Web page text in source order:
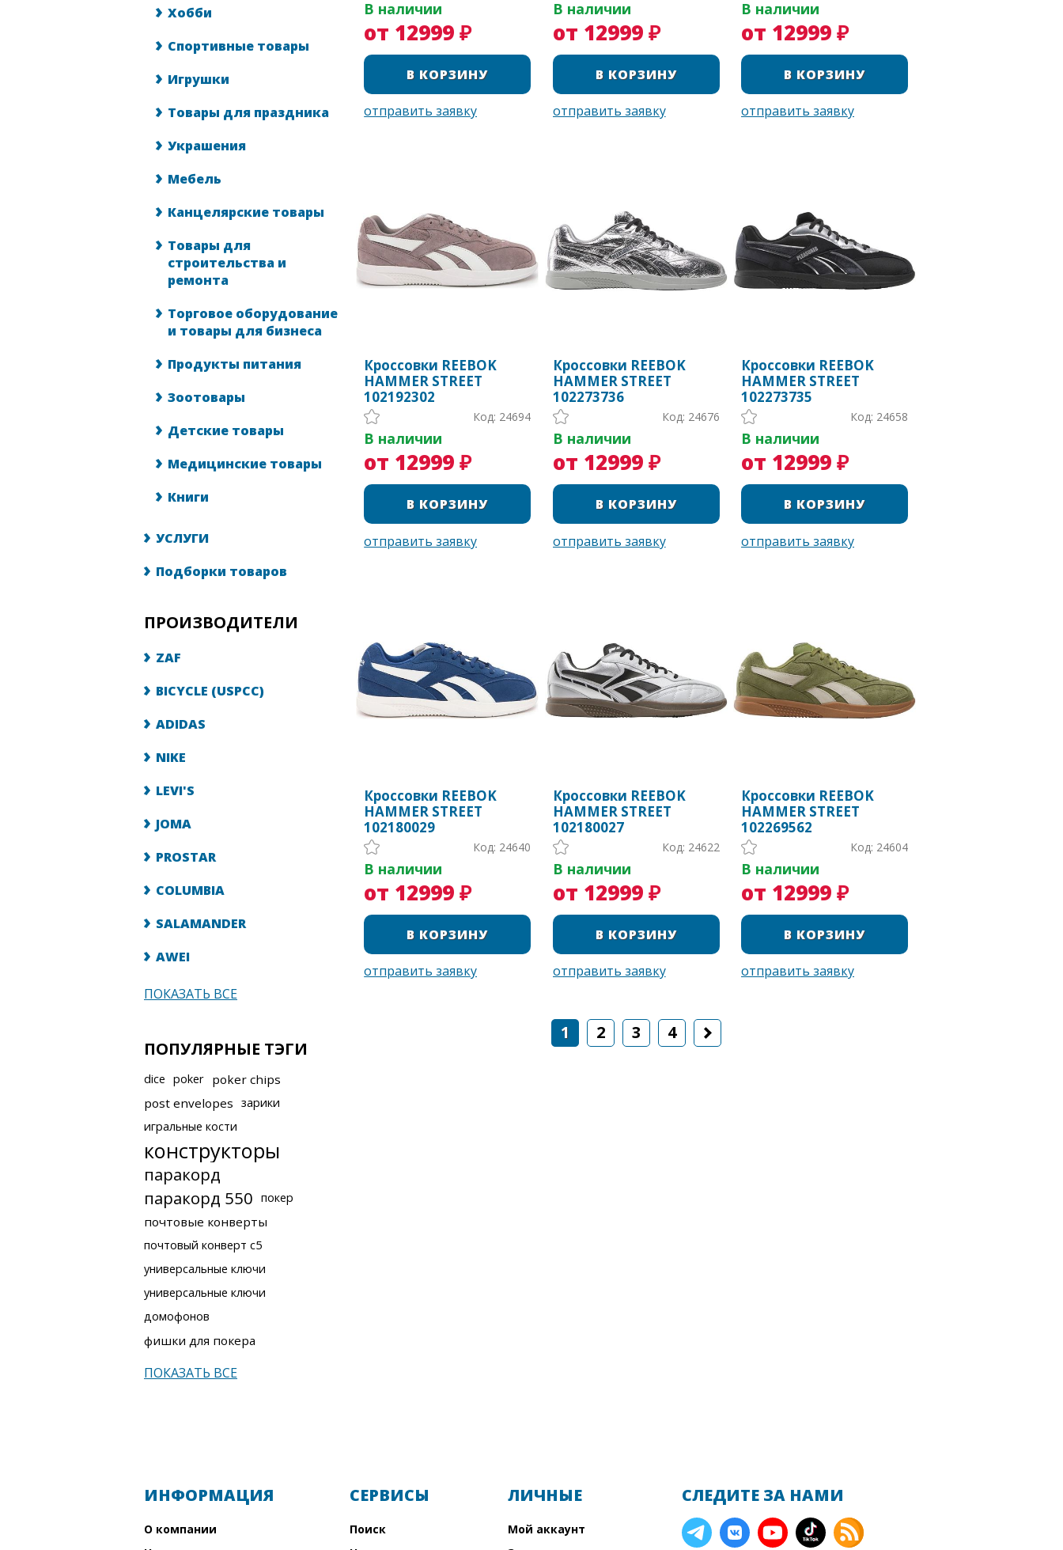
Хобби
Спортивные товары
Игрушки
Товары для праздника
Украшения
Мебель
Канцелярские товары
Товары для
строительства и
ремонта
Торговое оборудование
и товары для бизнеса
Продукты питания
Зоотовары
Детские товары
Медицинские товары
Книги
УСЛУГИ
Подборки товаров
ПРОИЗВОДИТЕЛИ
ZAF
BICYCLE (USPCC)
ADIDAS
NIKE
LEVI'S
JOMA
PROSTAR
COLUMBIA
SALAMANDER
AWEI
ПОКАЗАТЬ ВСЕ
ПОПУЛЯРНЫЕ ТЭГИ
dice poker poker chips
post envelopes зарики
игральные кости
конструкторы
паракорд
паракорд 550 покер
почтовые конверты
почтовый конверт с5
универсальные ключи
универсальные ключи
домофонов
фишки для покера
ПОКАЗАТЬ ВСЕ
В наличии
от 12999 ₽
В наличии
от 12999 ₽
В наличии
от 12999 ₽
Кроссовки REEBOK
HAMMER STREET
102192302
Код: 24694
В наличии
от 12999 ₽
Кроссовки REEBOK
HAMMER STREET
102273736
Код: 24676
В наличии
от 12999 ₽
Кроссовки REEBOK
HAMMER STREET
102273735
Код: 24658
В наличии
от 12999 ₽
Кроссовки REEBOK
HAMMER STREET
102180029
Код: 24640
В наличии
от 12999 ₽
Кроссовки REEBOK
HAMMER STREET
102180027
Код: 24622
В наличии
от 12999 ₽
Кроссовки REEBOK
HAMMER STREET
102269562
Код: 24604
В наличии
от 12999 ₽
1 2 3 4
ИНФОРМАЦИЯ
О компании
СЕРВИСЫ
Поиск
ЛИЧНЫЕ
Мой аккаунт
СЛЕДИТЕ ЗА НАМИ